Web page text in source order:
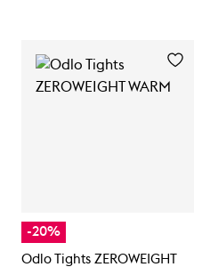
-20%
Odlo Tights ZEROWEIGHT